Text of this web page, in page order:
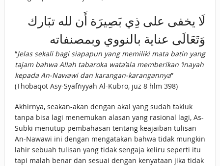
لَا يخفى على ذِي بَصِيرَة أَن لله تبَارك
وَتَعَالَى عناية بالنووي وبمصنفاته
“Jelas sekali bagi siapapun yang memiliki mata batin yang
tajam bahwa Allah tabaroka wata’ala memberikan ‘inayah
kepada An-Nawawi dan karangan-karangannya”
(Thobaqot Asy-Syafi’iyyah Al-Kubro, juz 8 hlm 398)
Akhirnya, seakan-akan dengan akal yang sudah takluk
tanpa bisa lagi menemukan alasan yang rasional lagi, As-
Subki menutup pembahasan tentang keajaiban tulisan
An-Nawawi ini dengan mengatakan bahwa tidak mungkin
lahir sebuah tulisan yang tidak sengaja keliru seperti itu
tapi malah benar dan sesuai dengan kenyataan jika tidak